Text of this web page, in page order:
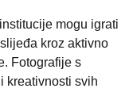
mogu igrati
kroz aktivno
Fotografije s
kreativnosti svih